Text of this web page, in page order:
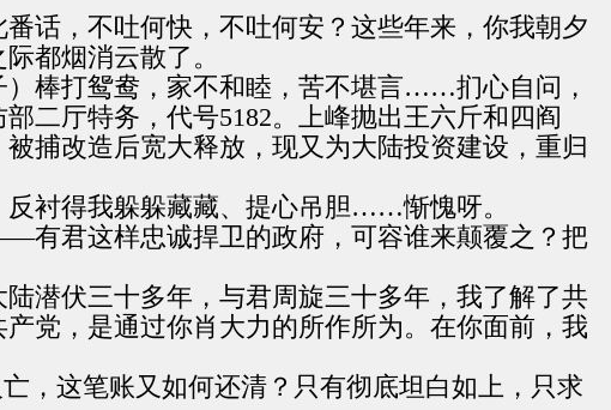
话，不吐何快，不吐何安？这些年来，你我朝夕
都烟消云散了。
棒打鸳鸯，家不和睦，苦不堪言……扪心自问，
二厅特务，代号5182。上峰抛出王六斤和四阎
捕改造后宽大释放，现又为大陆投资建设，重归
衬得我躲躲藏藏、提心吊胆……惭愧呀。
有君这样忠诚捍卫的政府，可容谁来颠覆之？把
潜伏三十多年，与君周旋三十多年，我了解了共
党，是通过你肖大力的所作所为。在你面前，我
，这笔账又如何还清？只有彻底坦白如上，只求